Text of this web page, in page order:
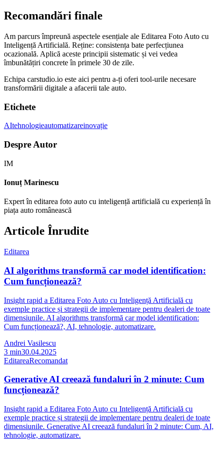
Recomandări finale
Am parcurs împreună aspectele esențiale ale Editarea Foto Auto cu
Inteligență Artificială. Reține: consistența bate perfecțiunea
ocazională. Aplică aceste principii sistematic și vei vedea
îmbunătățiri concrete în primele 30 de zile.
Echipa carstudio.io este aici pentru a-ți oferi tool-urile necesare
transformării digitale a afacerii tale auto.
Etichete
AItehnologieautomatizareinovație
Despre Autor
IM
Ionuț Marinescu
Expert în editarea foto auto cu inteligență artificială cu experiență în
piața auto românească
Articole Înrudite
Editarea
AI algorithms transformă car model identification:
Cum funcționează?
Insight rapid a Editarea Foto Auto cu Inteligență Artificială cu
exemple practice și strategii de implementare pentru dealeri de toate
dimensiunile. AI algorithms transformă car model identification:
Cum funcționează?, AI, tehnologie, automatizare.
Andrei Vasilescu
3 min30.04.2025
EditareaRecomandat
Generative AI creează fundaluri în 2 minute: Cum
funcționează?
Insight rapid a Editarea Foto Auto cu Inteligență Artificială cu
exemple practice și strategii de implementare pentru dealeri de toate
dimensiunile. Generative AI creează fundaluri în 2 minute: Cum, AI,
tehnologie, automatizare.